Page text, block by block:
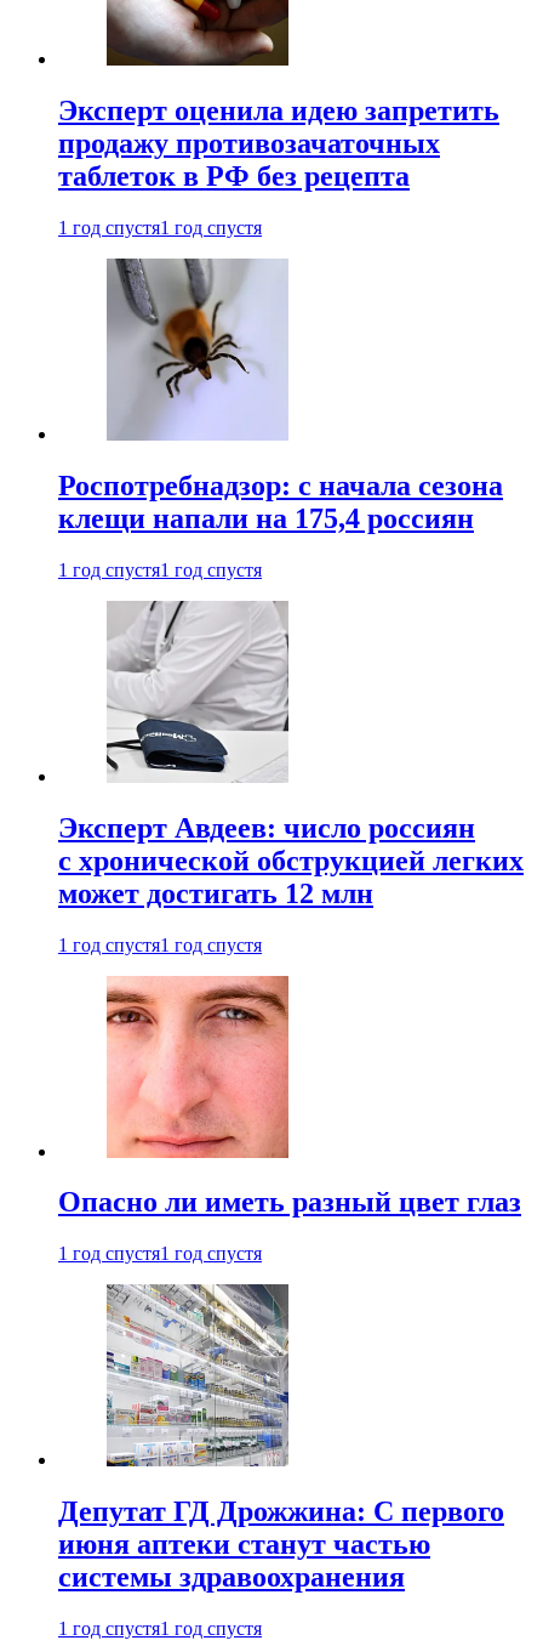
Эксперт оценила идею запретить
продажу противозачаточных
таблеток в РФ без рецепта
1 год спустя1 год спустя
Роспотребнадзор: с начала сезона
клещи напали на 175,4 россиян
1 год спустя1 год спустя
Эксперт Авдеев: число россиян
с хронической обструкцией легких
может достигать 12 млн
1 год спустя1 год спустя
Опасно ли иметь разный цвет глаз
1 год спустя1 год спустя
Депутат ГД Дрожжина: С первого
июня аптеки станут частью
системы здравоохранения
1 год спустя1 год спустя